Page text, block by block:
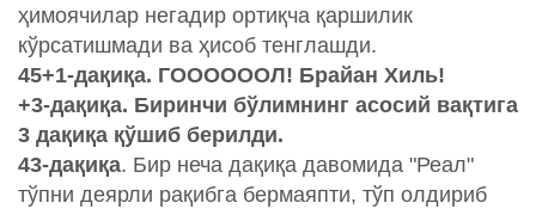
ҳимоячилар негадир ортиқча қаршилик
кўрсатишмади ва ҳисоб тенглашди.
45+1-дақиқа. ГООООООЛ! Брайан Хиль!
+3-дақиқа. Биринчи бўлимнинг асосий вақтига
3 дақиқа қўшиб берилди.
43-дақиқа. Бир неча дақиқа давомида "Реал"
тўпни деярли рақибга бермаяпти, тўп олдириб